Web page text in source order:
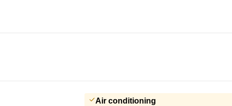
Air conditioning